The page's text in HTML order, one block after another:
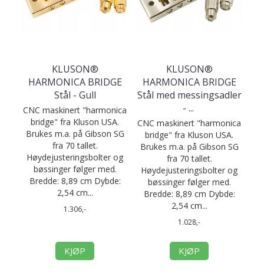
KLUSON®
HARMONICA BRIDGE
Stål - Gull
CNC maskinert "harmonica
bridge" fra Kluson USA.
Brukes m.a. på Gibson SG
fra 70 tallet.
Høydejusteringsbolter og
bøssinger følger med.
Bredde: 8,89 cm Dybde:
2,54 cm...
1.306,-
KJØP
KLUSON®
HARMONICA BRIDGE
Stål med messingsadler
- ...
CNC maskinert "harmonica
bridge" fra Kluson USA.
Brukes m.a. på Gibson SG
fra 70 tallet.
Høydejusteringsbolter og
bøssinger følger med.
Bredde: 8,89 cm Dybde:
2,54 cm...
1.028,-
KJØP